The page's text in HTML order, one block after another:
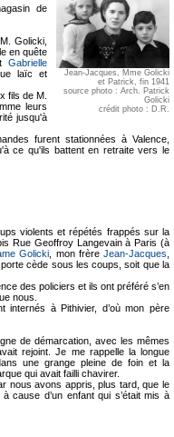
Jean-Jacques, Mme Golicki
et Patrick, fin 1941
source photo : Arch. Patrick
Golicki
crédit photo : D.R.
de
Golicki,
en quête
Gabrielle
laïc et
fils de M.
leurs
jusqu'à
furent stationnées à Valence,
ce qu'ils battent en retraite vers le
violents et répétés frappés sur la
Rue Geoffroy Langevain à Paris (à
Golicki, mon frèreJean-Jacques,
cède sous les coups, soit que la
des policiers et ils ont préféré s’en
nous.
internés à Pithivier, d’où mon père
de démarcation, avec les mêmes
rejoint. Je me rappelle la longue
une grange pleine de foin et la
qui avait failli chavirer.
nous avons appris, plus tard, que le
cause d’un enfant qui s’était mis à